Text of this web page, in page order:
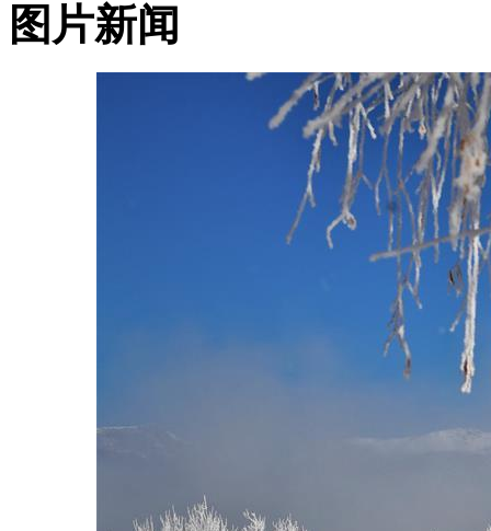
图片新闻